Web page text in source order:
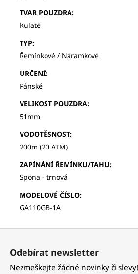
TVAR POUZDRA:
Kulaté
TYP:
Řemínkové / Náramkové
URČENÍ:
Pánské
VELIKOST POUZDRA:
51mm
VODOTĚSNOST:
200m (20 ATM)
ZAPÍNÁNÍ ŘEMÍNKU/TAHU:
Spona - trnová
MODELOVÉ ČÍSLO:
GA110GB-1A
Z
Odebírat newsletter
Nezmeškejte žádné novinky či slevy!